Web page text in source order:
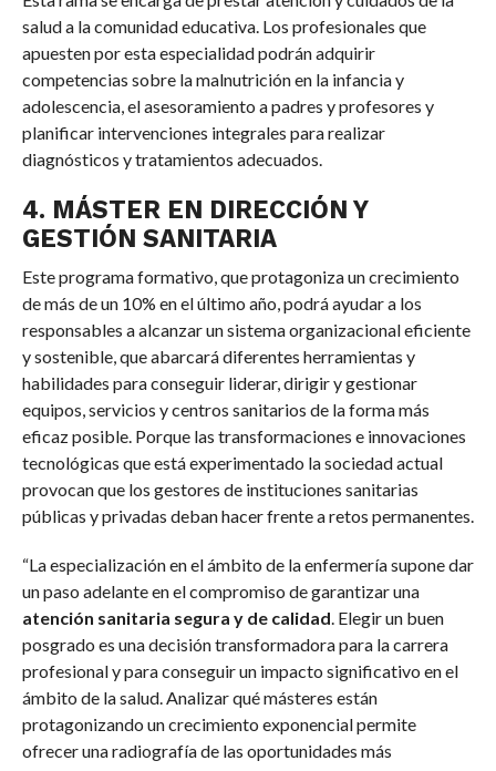
salud a la comunidad educativa. Los profesionales que
apuesten por esta especialidad podrán adquirir
competencias sobre la malnutrición en la infancia y
adolescencia, el asesoramiento a padres y profesores y
planificar intervenciones integrales para realizar
diagnósticos y tratamientos adecuados.
4. MÁSTER EN DIRECCIÓN Y
GESTIÓN SANITARIA
Este programa formativo, que protagoniza un crecimiento
de más de un 10% en el último año, podrá ayudar a los
responsables a alcanzar un sistema organizacional eficiente
y sostenible, que abarcará diferentes herramientas y
habilidades para conseguir liderar, dirigir y gestionar
equipos, servicios y centros sanitarios de la forma más
eficaz posible. Porque las transformaciones e innovaciones
tecnológicas que está experimentado la sociedad actual
provocan que los gestores de instituciones sanitarias
públicas y privadas deban hacer frente a retos permanentes.
“La especialización en el ámbito de la enfermería supone dar
un paso adelante en el compromiso de garantizar una
atención sanitaria segura y de calidad . Elegir un buen
posgrado es una decisión transformadora para la carrera
profesional y para conseguir un impacto significativo en el
ámbito de la salud. Analizar qué másteres están
protagonizando un crecimiento exponencial permite
ofrecer una radiografía de las oportunidades más